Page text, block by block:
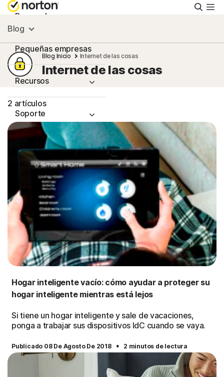
Personal
Pequeñas empresas
Recursos
Soporte
Prueba gratis
Hispanoamérica
Iniciar sesión
Blog
Blog Inicio Internet de las cosas
Internet de las cosas
2 artículos
Hogar inteligente vacío: cómo ayudar a proteger su
hogar inteligente mientras está lejos
Si tiene un hogar inteligente y sale de vacaciones,
ponga a trabajar sus dispositivos IdC cuando se vaya.
Publicado 08 De Agosto De 2018 · 2 minutos de lectura